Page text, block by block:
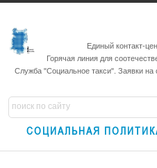
Единый контакт-
Горячая линия для
Служба "Социальное такси". Заявки на
СОЦИАЛЬНАЯ